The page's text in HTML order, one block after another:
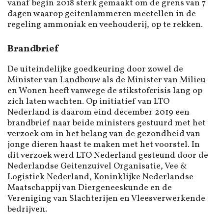
vanaf begin 2018 sterk gemaakt om de grens van 7
dagen waarop geitenlammeren meetellen in de
regeling ammoniak en veehouderij, op te rekken.
Brandbrief
De uiteindelijke goedkeuring door zowel de
Minister van Landbouw als de Minister van Milieu
en Wonen heeft vanwege de stikstofcrisis lang op
zich laten wachten. Op initiatief van LTO
Nederland is daarom eind december 2019 een
brandbrief naar beide ministers gestuurd met het
verzoek om in het belang van de gezondheid van
jonge dieren haast te maken met het voorstel. In
dit verzoek werd LTO Nederland gesteund door de
Nederlandse Geitenzuivel Organisatie, Vee &
Logistiek Nederland, Koninklijke Nederlandse
Maatschappij van Diergeneeskunde en de
Vereniging van Slachterijen en Vleesverwerkende
bedrijven.